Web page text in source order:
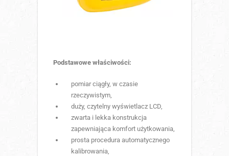
Podstawowe właściwości:
pomiar ciągły, w czasie
rzeczywistym,
duży, czytelny wyświetlacz LCD,
zwarta i lekka konstrukcja
zapewniająca komfort użytkowania,
prosta procedura automatycznego
kalibrowania,